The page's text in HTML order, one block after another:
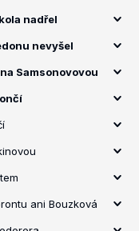
nadřel
nevyšel
Samsonovovou
ani Bouzková